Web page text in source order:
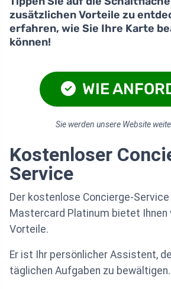
zusätzlichen Vorteile zu
erfahren, wie Sie Ihre Karte
können!
WIE
Sie werden unsere Website
Kostenloser
Service
Der kostenlose Concierge-
Mastercard Platinum bietet Ihnen
Vorteile.
Er ist Ihr persönlicher Assistent,
täglichen Aufgaben zu bewältigen.